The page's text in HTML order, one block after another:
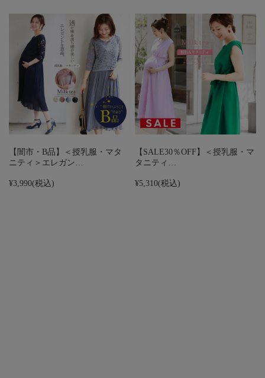
【闇市・B品】＜授乳服・マタ
ニティ＞エレガン…
¥3,990(税込)
【SALE30％OFF】＜授乳服・マ
タニティ…
¥5,310(税込)